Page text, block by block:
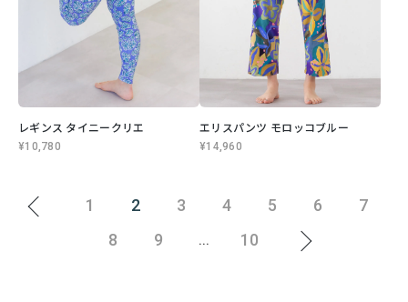
レギンス タイニークリエ
¥10,780
エリスパンツ モロッコブルー
¥14,960
1 2 3 4 5 6
7
8
9 ... 10